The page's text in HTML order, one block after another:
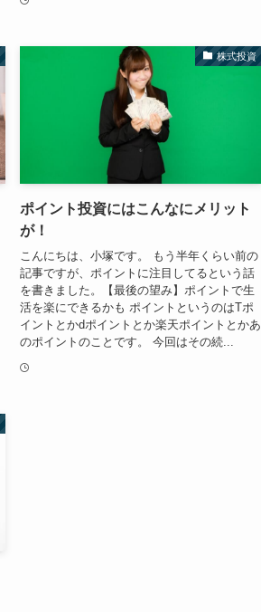
株式投資
ポイント投資にはこんなにメリット
が！
こんにちは、小塚です。 もう半年くらい前の
記事ですが、ポイントに注目してるという話
を書きました。【最後の望み】ポイントで生
活を楽にできるかも ポイントというのはTポ
イントとかdポイントとか楽天ポイントとかあ
のポイントのことです。 今回はその続...